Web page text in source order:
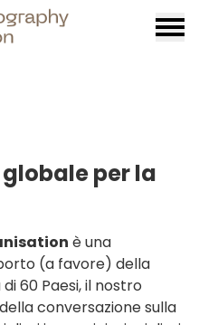
per la
è una
(a favore) della
60 Paesi, il nostro
conversazione sulla